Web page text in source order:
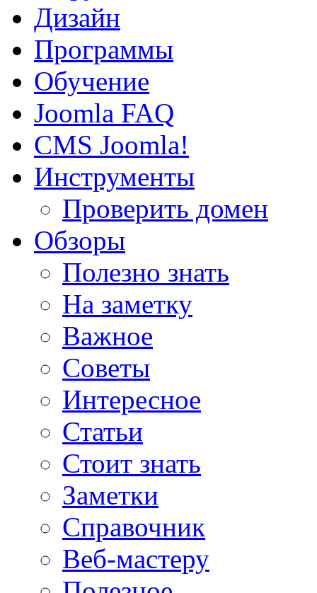
Дизайн
Программы
Обучение
Joomla FAQ
CMS Joomla!
Инструменты
Проверить домен
Обзоры
Полезно знать
На заметку
Важное
Советы
Интересное
Статьи
Стоит знать
Заметки
Справочник
Веб-мастеру